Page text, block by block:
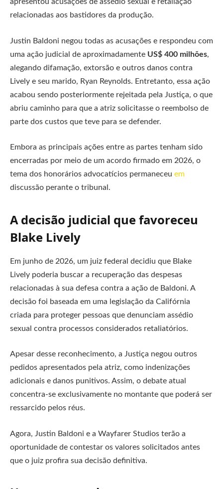
apresentou acusações de assédio sexual e retaliação
relacionadas aos bastidores da produção.
Justin Baldoni negou todas as acusações e respondeu com
uma ação judicial de aproximadamente US$ 400 milhões,
alegando difamação, extorsão e outros danos contra
Lively e seu marido, Ryan Reynolds. Entretanto, essa ação
acabou sendo posteriormente rejeitada pela Justiça, o que
abriu caminho para que a atriz solicitasse o reembolso de
parte dos custos que teve para se defender.
Embora as principais ações entre as partes tenham sido
encerradas por meio de um acordo firmado em 2026, o
tema dos honorários advocatícios permaneceu em
discussão perante o tribunal.
A decisão judicial que favoreceu
Blake Lively
Em junho de 2026, um juiz federal decidiu que Blake
Lively poderia buscar a recuperação das despesas
relacionadas à sua defesa contra a ação de Baldoni. A
decisão foi baseada em uma legislação da Califórnia
criada para proteger pessoas que denunciam assédio
sexual contra processos considerados retaliatórios.
Apesar desse reconhecimento, a Justiça negou outros
pedidos apresentados pela atriz, como indenizações
adicionais e danos punitivos. Assim, o debate atual
concentra-se exclusivamente no montante que poderá ser
ressarcido pelos réus.
Agora, Justin Baldoni e a Wayfarer Studios terão a
oportunidade de contestar os valores solicitados antes
que o juiz profira sua decisão definitiva.